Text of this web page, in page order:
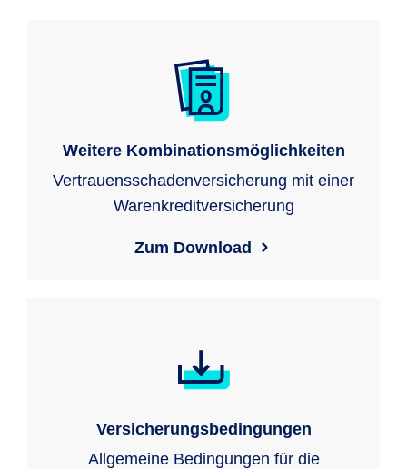
Weitere Kombinationsmöglichkeiten
Vertrauensschadenversicherung mit einer
Warenkreditversicherung
Zum Download
Versicherungsbedingungen
Allgemeine Bedingungen für die